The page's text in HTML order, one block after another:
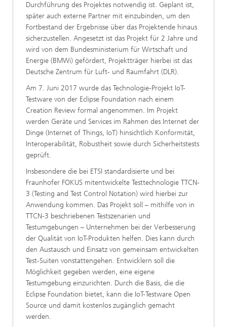
Durchführung des Projektes notwendig ist. Geplant ist,
später auch externe Partner mit einzubinden, um den
Fortbestand der Ergebnisse über das Projektende hinaus
sicherzustellen. Angesetzt ist das Projekt für 2 Jahre und
wird von dem Bundesministerium für Wirtschaft und
Energie (BMWi) gefördert, Projektträger hierbei ist das
Deutsche Zentrum für Luft- und Raumfahrt (DLR).
Am 7. Juni 2017 wurde das Technologie-Projekt IoT-
Testware von der Eclipse Foundation nach einem
Creation Review formal angenommen. Im Projekt
werden Geräte und Services im Rahmen des Internet der
Dinge (Internet of Things, IoT) hinsichtlich Konformität,
Interoperabilität, Robustheit sowie durch Sicherheitstests
geprüft.
Insbesondere die bei ETSI standardisierte und bei
Fraunhofer FOKUS mitentwickelte Testtechnologie TTCN-
3 (Testing and Test Control Notation) wird hierbei zur
Anwendung kommen. Das Projekt soll – mithilfe von in
TTCN-3 beschriebenen Testszenarien und
Testumgebungen – Unternehmen bei der Verbesserung
der Qualität von IoT-Produkten helfen. Dies kann durch
den Austausch und Einsatz von gemeinsam entwickelten
Test-Suiten vonstattengehen. Entwicklern soll die
Möglichkeit gegeben werden, eine eigene
Testumgebung einzurichten. Durch die Basis, die die
Eclipse Foundation bietet, kann die IoT-Testware Open
Source und damit kostenlos zugänglich gemacht
werden.